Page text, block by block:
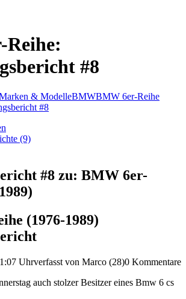
Reihe:
#8
& ModelleBMWBMW 6er-Reihe
#8
(9)
#8 zu: BMW 6er-
(1976-1989)
Uhrverfasst von Marco (28)0 Kommentare
auch stolzer Besitzer eines Bmw 6 cs